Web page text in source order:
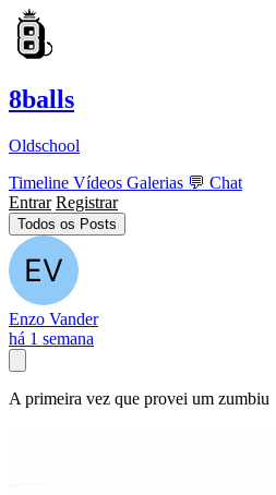
8balls
Oldschool
Timeline Vídeos Galerias 💬 Chat
Entrar Registrar
Todos os Posts
Enzo Vander
há 1 semana
A primeira vez que provei um zumbiu